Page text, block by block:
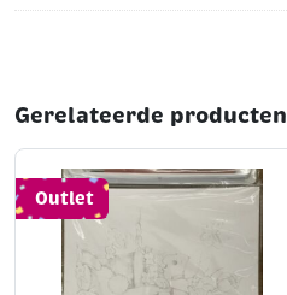
Gerelateerde producten
Outlet